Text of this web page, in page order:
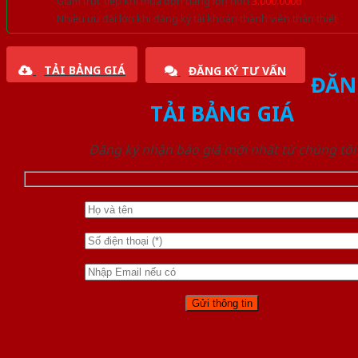
Nhiều ưu đãi lớn khi đăng ký tài khoản thành viên thân thiết
TẢI BẢNG GIÁ ĐĂNG KÝ TƯ VẤN
TẢI BẢNG GIÁ
Đăng ký nhận báo giá mới nhất từ chúng tôi